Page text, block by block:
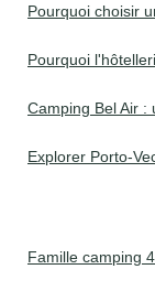
Pourquoi choisir
Pourquoi
Camping Bel Air :
Explorer Porto-
Famille camping 4